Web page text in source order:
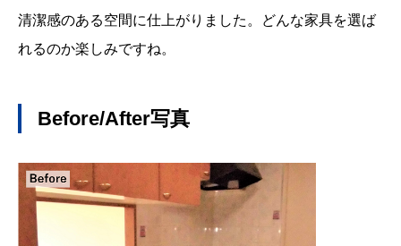
清潔感のある空間に仕上がりました。どんな家具を選ば
れるのか楽しみですね。
Before/After写真